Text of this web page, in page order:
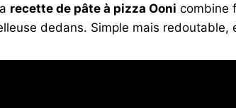
recette de pâte à pizza Ooni combine
dedans. Simple mais redoutable,